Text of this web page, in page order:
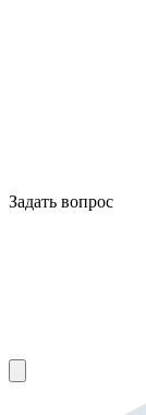
Задать вопрос